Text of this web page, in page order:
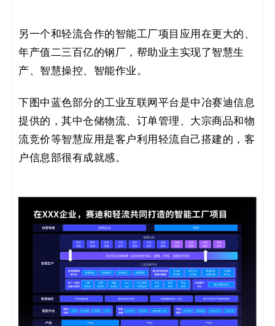
另一个和轻流合作的智能工厂项目应用在更大的、
年产值二三百亿的钢厂，帮助业主实现了智慧生
产、智慧操控、智能作业。
下图中蓝色部分的工业互联网平台是中冶赛迪信息
提供的，其中仓储物流、订单管理、大宗商品和物
流竞价等智慧应用是客户利用轻流自己搭建的，客
户信息部很有成就感。